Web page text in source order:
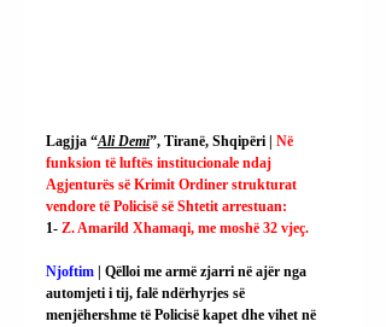
Lagjja “Ali Demi”, Tiranë, Shqipëri | Në
funksion të luftës institucionale ndaj
Agjenturës së Krimit Ordiner strukturat
vendore të Policisë së Shtetit arrestuan:
1- Z. Amarild Xhamaqi, me moshë 32 vjeç.
Njoftim
| Qëlloi me armë zjarri në ajër nga
automjeti i tij, falë ndërhyrjes së
menjëhershme të Policisë kapet dhe vihet në